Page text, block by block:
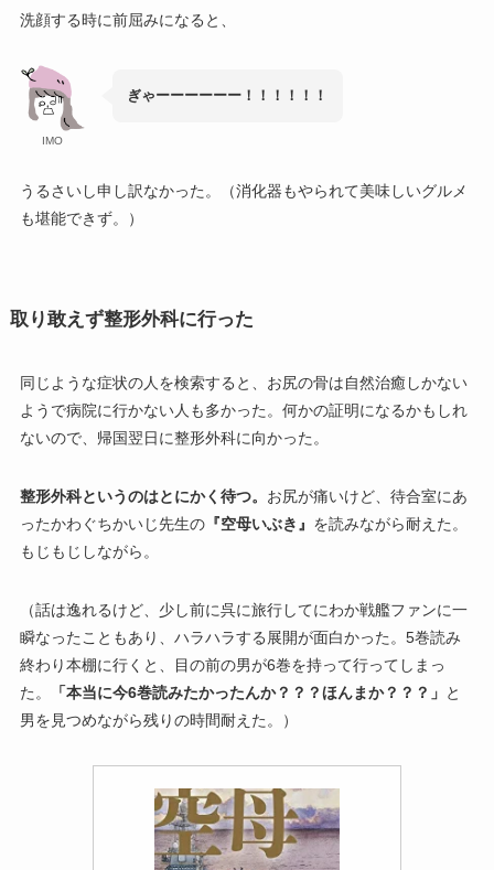
洗顔する時に前屈みになると、
IMO
ぎゃーーーーーー！！！！！！
うるさいし申し訳なかった。（消化器もやられて美味しいグルメ
も堪能できず。）
取り敢えず整形外科に行った
同じような症状の人を検索すると、お尻の骨は自然治癒しかない
ようで病院に行かない人も多かった。何かの証明になるかもしれ
ないので、帰国翌日に整形外科に向かった。
整形外科というのはとにかく待つ。 お尻が痛いけど、待合室にあ
ったかわぐちかいじ先生の『空母いぶき』 を読みながら耐えた。
もじもじしながら。
（話は逸れるけど、少し前に呉に旅行してにわか戦艦ファンに一
瞬なったこともあり、ハラハラする展開が面白かった。5巻読み
終わり本棚に行くと、目の前の男が6巻を持って行ってしまっ
た。
「本当に今6巻読みたかったんか？？？ほんまか？？？」 と
男を見つめながら残りの時間耐えた。）